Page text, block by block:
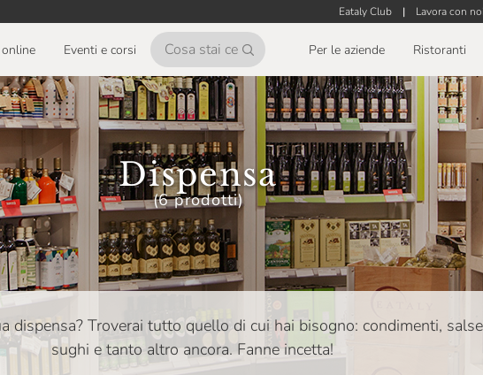
Eataly Club | Lavora con noi
Eventi e corsi Per le aziende Ristoranti
Dispensa
(6 prodotti)
dispensa? Troverai tutto quello di cui hai bisogno: condimenti,
sughi e tanto altro ancora. Fanne incetta!